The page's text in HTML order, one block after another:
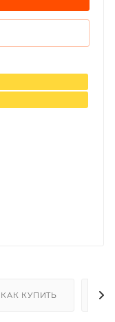
КАК КУПИТЬ